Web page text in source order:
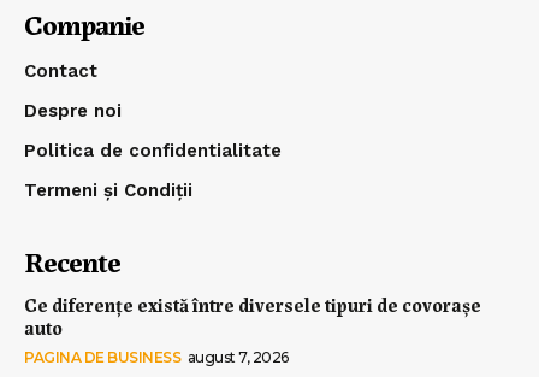
Companie
Contact
Despre noi
Politica de confidentialitate
Termeni și Condiții
Recente
Ce diferențe există între diversele tipuri de covorașe
auto
PAGINA DE BUSINESS august 7, 2026